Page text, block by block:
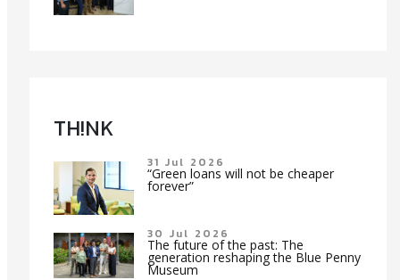
TH!NK
31 Jul 2026
“Green loans will not be cheaper
forever”
30 Jul 2026
The future of the past: The
generation reshaping the Blue Penny
Museum